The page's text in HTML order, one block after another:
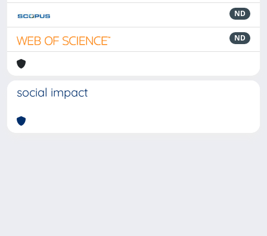
ND
ND
social impact